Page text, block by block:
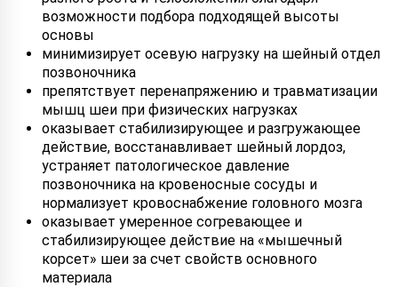
возможности подбора подходящей высоты
основы
минимизирует осевую нагрузку на шейный отдел
позвоночника
препятствует перенапряжению и травматизации
мышц шеи при физических нагрузках
оказывает стабилизирующее и разгружающее
действие, восстанавливает шейный лордоз,
устраняет патологическое давление
позвоночника на кровеносные сосуды и
нормализует кровоснабжение головного мозга
оказывает умеренное согревающее и
стабилизирующее действие на «мышечный
корсет» шеи за счет свойств основного
материала